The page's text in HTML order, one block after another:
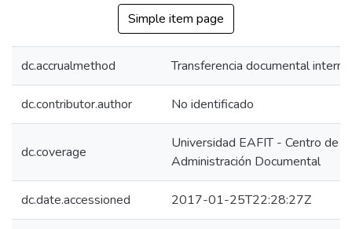
Simple item page
dc.accrualmethod Transferencia documental interna
dc.contributor.author No identificado
dc.coverage
Universidad EAFIT - Centro de
Administración Documental
dc.date.accessioned 2017-01-25T22:28:27Z